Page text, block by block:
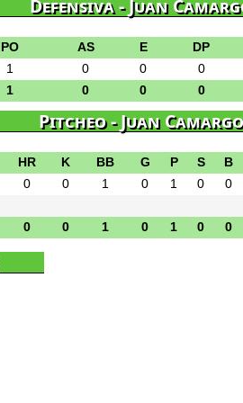
Defensiva - Juan
PO AS E
DP
1 0 0
0
1 0 0 0
Pitcheo - Juan Camargo
HR K BB G P S
B
0 0 1 0 1 0 0
0 0 1 0 1 0 0